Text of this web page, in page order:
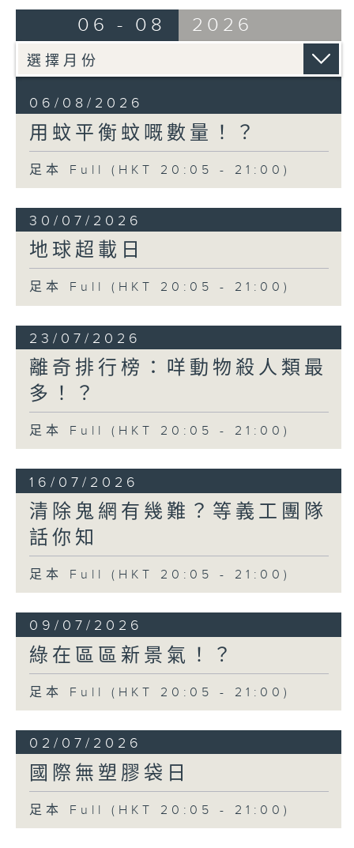
06 - 08 2026
06/08/2026
用蚊平衡蚊嘅數量！？
足本 Full (HKT 20:05 - 21:00)
30/07/2026
地球超載日
足本 Full (HKT 20:05 - 21:00)
23/07/2026
離奇排行榜：咩動物殺人類最
多！？
足本 Full (HKT 20:05 - 21:00)
16/07/2026
清除鬼網有幾難？等義工團隊
話你知
足本 Full (HKT 20:05 - 21:00)
09/07/2026
綠在區區新景氣！？
足本 Full (HKT 20:05 - 21:00)
02/07/2026
國際無塑膠袋日
足本 Full (HKT 20:05 - 21:00)